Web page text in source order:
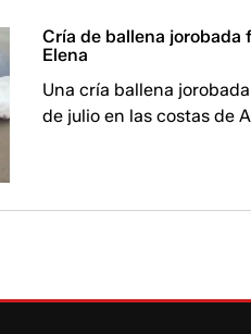
Cría de ballena jorobada
Elena
Una cría ballena
de julio en las costas de